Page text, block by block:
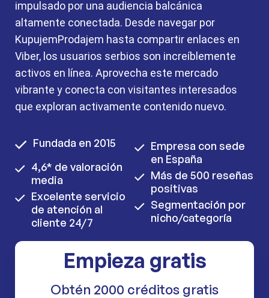
impulsado por una audiencia balcánica
altamente conectada. Desde navegar por
KupujemProdajem hasta compartir enlaces en
Viber, los usuarios serbios son increíblemente
activos en línea. Aprovecha este mercado
vibrante y conecta con visitantes interesados
que exploran activamente contenido nuevo.
Fundada en 2015
4,6* de valoración
media
Excelente servicio
de atención al
cliente 24/7
Empresa con sede
en España
Más de 500 reseñas
positivas
Segmentación por
nicho/categoría
Empieza gratis
Obtén 2000 créditos gratis